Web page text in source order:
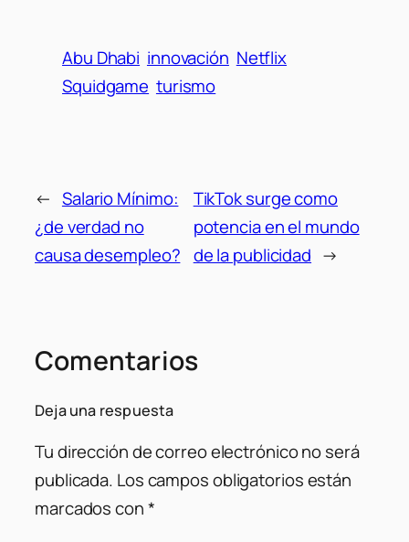
Abu Dhabi innovación Netflix
Squidgame turismo
← Salario Mínimo:
¿de verdad no
causa desempleo?
TikTok surge como
potencia en el mundo
de la publicidad →
Comentarios
Deja una respuesta
Tu dirección de correo electrónico no será
publicada. Los campos obligatorios están
marcados con*